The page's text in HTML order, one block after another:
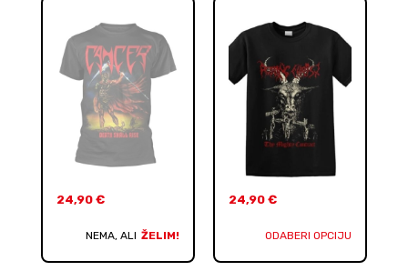
24,90 €
NEMA, ALI ŽELIM!
24,90 €
ODABERI OPCIJU